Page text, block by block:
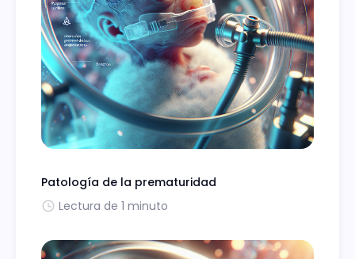
Patología de la prematuridad
Lectura de 1 minuto